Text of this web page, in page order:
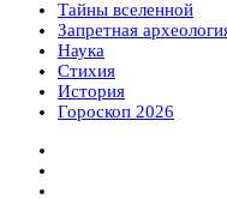
Тайны вселенной
Запретная
Наука
Стихия
История
Гороскоп 2026